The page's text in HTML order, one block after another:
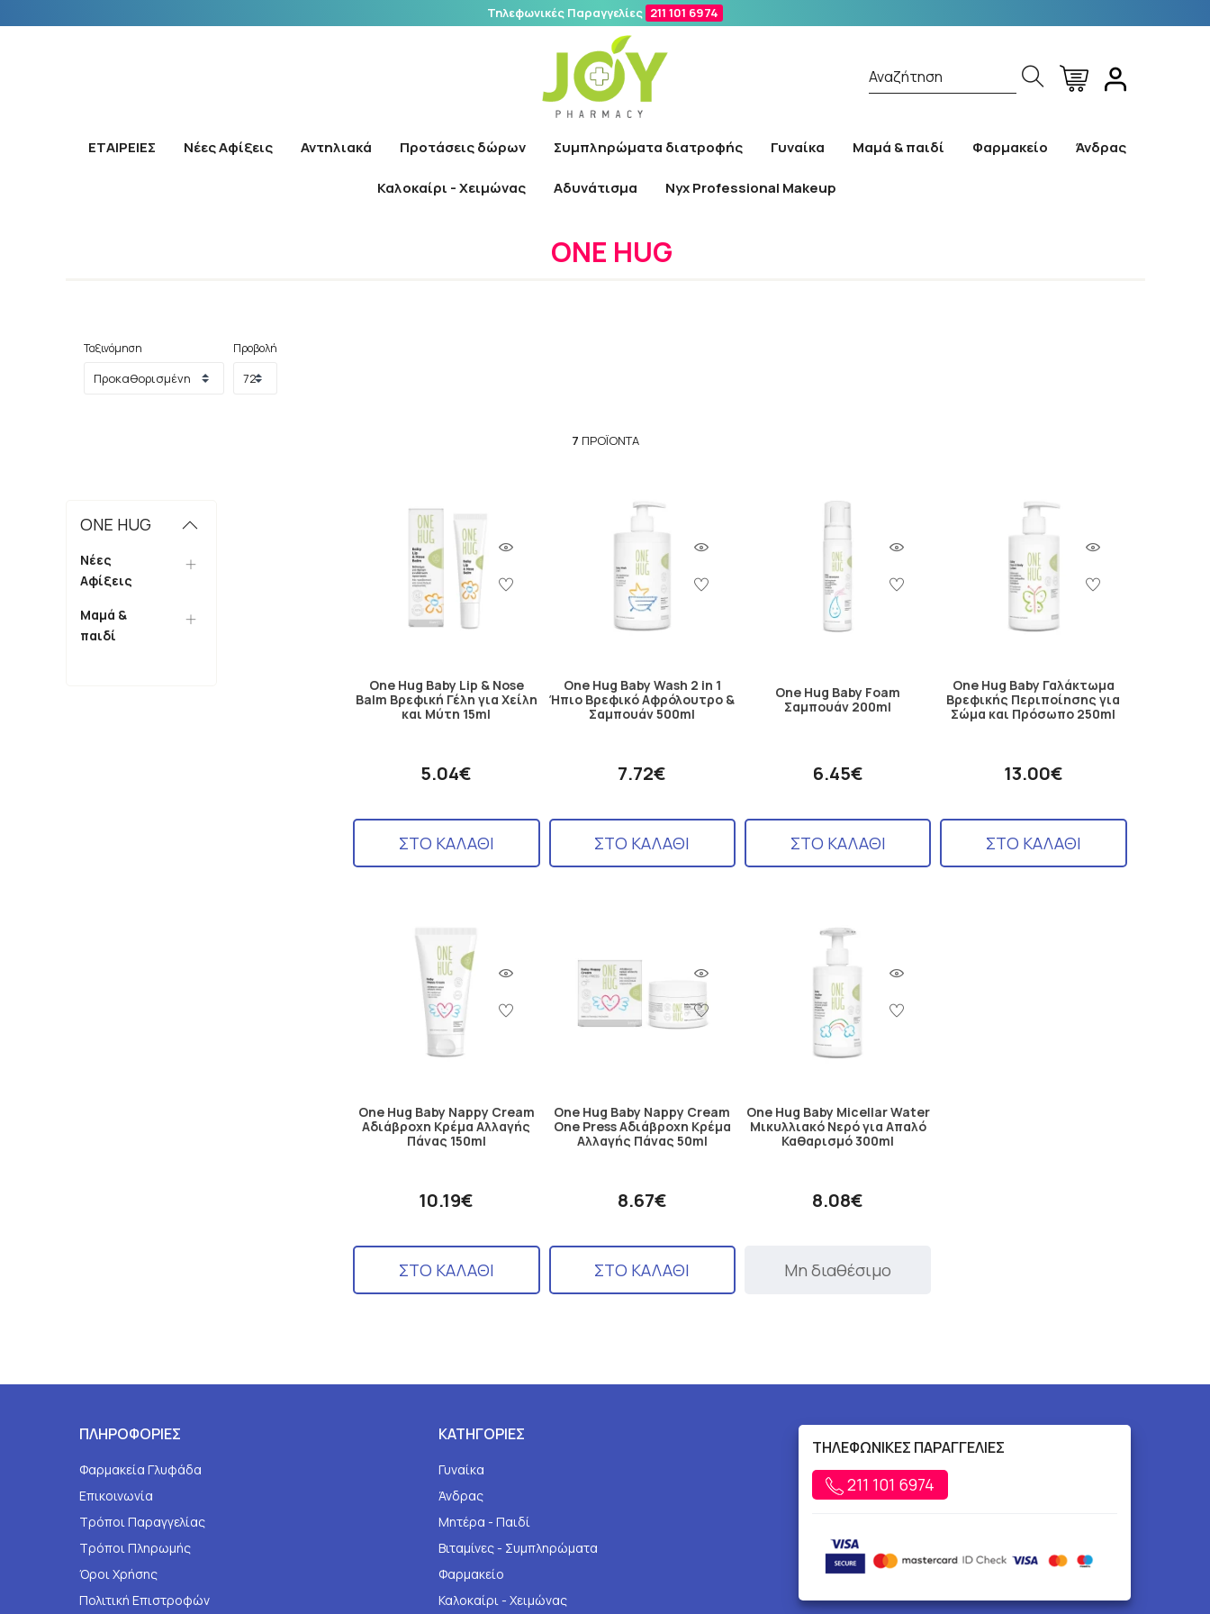
Τηλεφωνικές Παραγγελίες 211 101 6974
Αναζήτηση
ΕΤΑΙΡΕΙΕΣ Νέες Αφίξεις Αντηλιακά Προτάσεις δώρων Συμπληρώματα διατροφής Γυναίκα Μαμά & παιδί Φαρμακείο Άνδρας
Καλοκαίρι - Χειμώνας Αδυνάτισμα Nyx Professional Makeup
Αναζήτηση
Αρχική / Εταιρίες / ONE HUG
ONE HUG
Ταξινόμηση Προβολή
7 ΠΡΟΪΌΝΤΑ
ONE HUG
Νέες
Αφίξεις
Μαμά &
παιδί
One Hug Baby Lip & Nose
Balm Βρεφική Γέλη για Χείλη
και Μύτη 15ml
5.04€
ΣΤΟ ΚΑΛΑΘΙ
One Hug Baby Wash 2 in 1
Ήπιο Βρεφικό Αφρόλουτρο &
Σαμπουάν 500ml
7.72€
ΣΤΟ ΚΑΛΑΘΙ
One Hug Baby Foam
Σαμπουάν 200ml
6.45€
ΣΤΟ ΚΑΛΑΘΙ
One Hug Baby Γαλάκτωμα
Βρεφικής Περιποίησης για
Σώμα και Πρόσωπο 250ml
13.00€
ΣΤΟ ΚΑΛΑΘΙ
One Hug Baby Nappy Cream
Αδιάβροχη Κρέμα Αλλαγής
Πάνας 150ml
10.19€
ΣΤΟ ΚΑΛΑΘΙ
One Hug Baby Nappy Cream
One Press Αδιάβροχη Κρέμα
Αλλαγής Πάνας 50ml
8.67€
ΣΤΟ ΚΑΛΑΘΙ
One Hug Baby Micellar Water
Μικυλλιακό Νερό για Απαλό
Καθαρισμό 300ml
8.08€
Μη διαθέσιμο
ΠΛΗΡΟΦΟΡΙΕΣ
Φαρμακεία Γλυφάδα
Επικοινωνία
Τρόποι Παραγγελίας
Τρόποι Πληρωμής
Όροι Χρήσης
Πολιτική Επιστροφών
ΚΑΤΗΓΟΡΙΕΣ
Γυναίκα
Άνδρας
Μητέρα - Παιδί
Βιταμίνες - Συμπληρώματα
Φαρμακείο
Καλοκαίρι - Χειμώνας
ΤΗΛΕΦΩΝΙΚΕΣ ΠΑΡΑΓΓΕΛΙΕΣ
211 101 6974